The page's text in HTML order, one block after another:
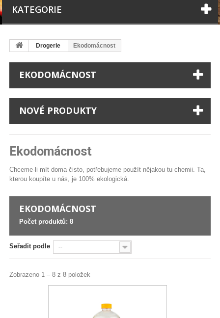
KATEGORIE
Drogerie Ekodomácnost
EKODOMÁCNOST
NOVÉ PRODUKTY
Ekodomácnost
Chceme-li mít doma čisto, potřebujeme použít nějakou tu chemii. Ta,
kterou koupíte u nás, je 100% ekologická.
EKODOMÁCNOST
Počet produktů: 8
Seřadit podle --
Zobrazeno 1 – 8 z 8 položek